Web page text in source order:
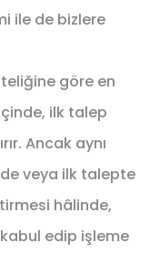
ile de bizlere
göre en
ilk talep
Ancak aynı
veya ilk talepte
hâlinde,
edip işleme